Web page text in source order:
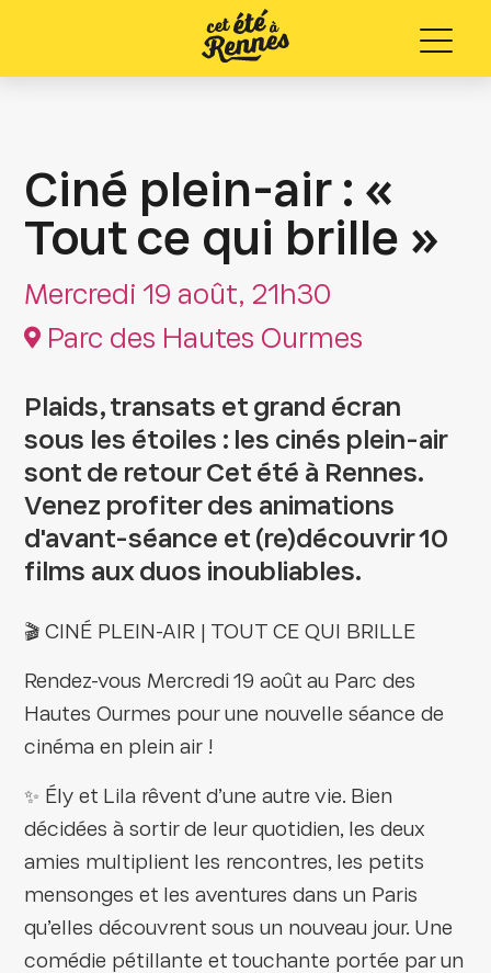
Menu
Ciné plein-air : «
Tout ce qui brille »
Mercredi 19 août, 21h30
Parc des Hautes Ourmes
Plaids, transats et grand écran
sous les étoiles : les cinés plein-air
sont de retour Cet été à Rennes.
Venez profiter des animations
d'avant-séance et (re)découvrir 10
films aux duos inoubliables.
🎬 CINÉ PLEIN-AIR | TOUT CE QUI BRILLE
Rendez-vous Mercredi 19 août au Parc des
Hautes Ourmes pour une nouvelle séance de
cinéma en plein air !
✨ Ély et Lila rêvent d’une autre vie. Bien
décidées à sortir de leur quotidien, les deux
amies multiplient les rencontres, les petits
mensonges et les aventures dans un Paris
qu’elles découvrent sous un nouveau jour. Une
comédie pétillante et touchante portée par un